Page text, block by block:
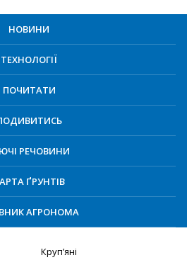
НОВИНИ
ТЕХНОЛОГІЇ
ПОЧИТАТИ
РЕЧОВИНИ
ҐРУНТІВ
АГРОНОМА
Круп’яні